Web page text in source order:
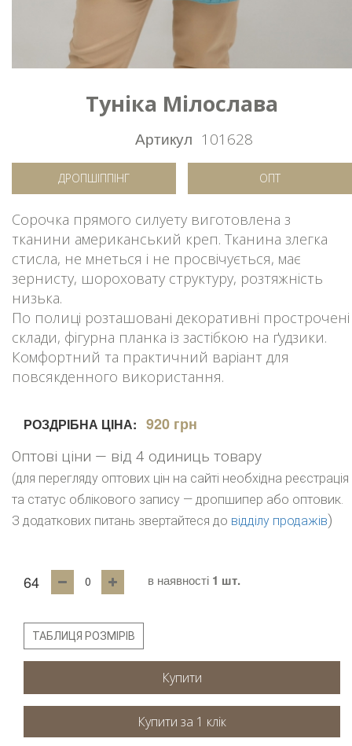
Туніка Мілослава
Артикул 101628
ДРОПШІППІНГ ОПТ
Сорочка прямого силуету виготовлена з
тканини американський креп. Тканина злегка
стисла, не мнеться і не просвічується, має
зернисту, шороховату структуру, розтяжність
низька.
По полиці розташовані декоративні прострочені
склади, фігурна планка із застібкою на ґудзики.
Комфортний та практичний варіант для
повсякденного використання.
РОЗДРІБНА ЦІНА: 920 грн
Оптові ціни — від 4 одиниць товару
(для перегляду оптових цін на сайті необхідна реєстрація
та статус облікового запису — дропшипер або оптовик.
З додаткових питань звертайтеся до відділу продажів)
64 в наявності 1 шт.
ТАБЛИЦЯ РОЗМІРІВ
Купити